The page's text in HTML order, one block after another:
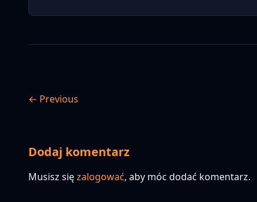
← Previous
Dodaj komentarz
Musisz sięzalogować, aby móc dodać komentarz.